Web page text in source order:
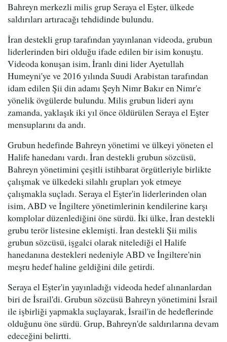
Bahreyn merkezli milis grup Seraya el Eşter, ülkede
saldırıları artıracağı tehdidinde bulundu.
İran destekli grup tarafından yayınlanan videoda, grubun
liderlerinden biri olduğu ifade edilen bir isim konuştu.
Videoda konuşan isim, İranlı dini lider Ayetullah
Humeyni'ye ve 2016 yılında Suudi Arabistan tarafından
idam edilen Şii din adamı Şeyh Nimr Bakır en Nimr'e
yönelik övgülerde bulundu. Milis grubun lideri aynı
zamanda, yaklaşık iki yıl önce öldürülen Seraya el Eşter
mensuplarını da andı.
Grubun hedefinde Bahreyn yönetimi ve ülkeyi yöneten el
Halife hanedanı vardı. İran destekli grubun sözcüsü,
Bahreyn yönetimini çeşitli istihbarat örgütleriyle birlikte
çalışmak ve ülkedeki silahlı grupları yok etmeye
çalışmakla suçladı. Seraya el Eşter'in liderlerinden olan
isim, ABD ve İngiltere yönetimlerinin kendilerine karşı
komplolar düzenlediğini öne sürdü. İki ülke, İran destekli
grubu terör listesine eklemişti. İran destekli Şii milis
grubun sözcüsü, işgalci olarak nitelediği el Halife
hanedanına destekleri nedeniyle ABD ve İngiltere'nin
meşru hedef haline geldiğini dile getirdi.
Seraya el Eşter'in yayınladığı videoda hedef alınanlardan
biri de İsrail'di. Grubun sözcüsü Bahreyn yönetimini İsrail
ile işbirliği yapmakla suçlayarak, İsrail'in de hedeflerinde
olduğunu öne sürdü. Grup, Bahreyn'de saldırılarına devam
edeceğini belirtti.